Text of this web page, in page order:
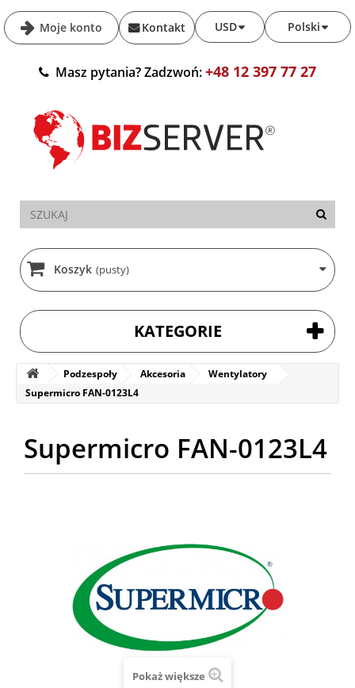
Moje konto Polski
USD
Kontakt
Masz pytania? Zadzwoń:+48 12 397 77 27
Koszyk (pusty)
KATEGORIE
Podzespoły Akcesoria
Wentylatory
Supermicro FAN-0123L4
Supermicro FAN-0123L4
Pokaż większe